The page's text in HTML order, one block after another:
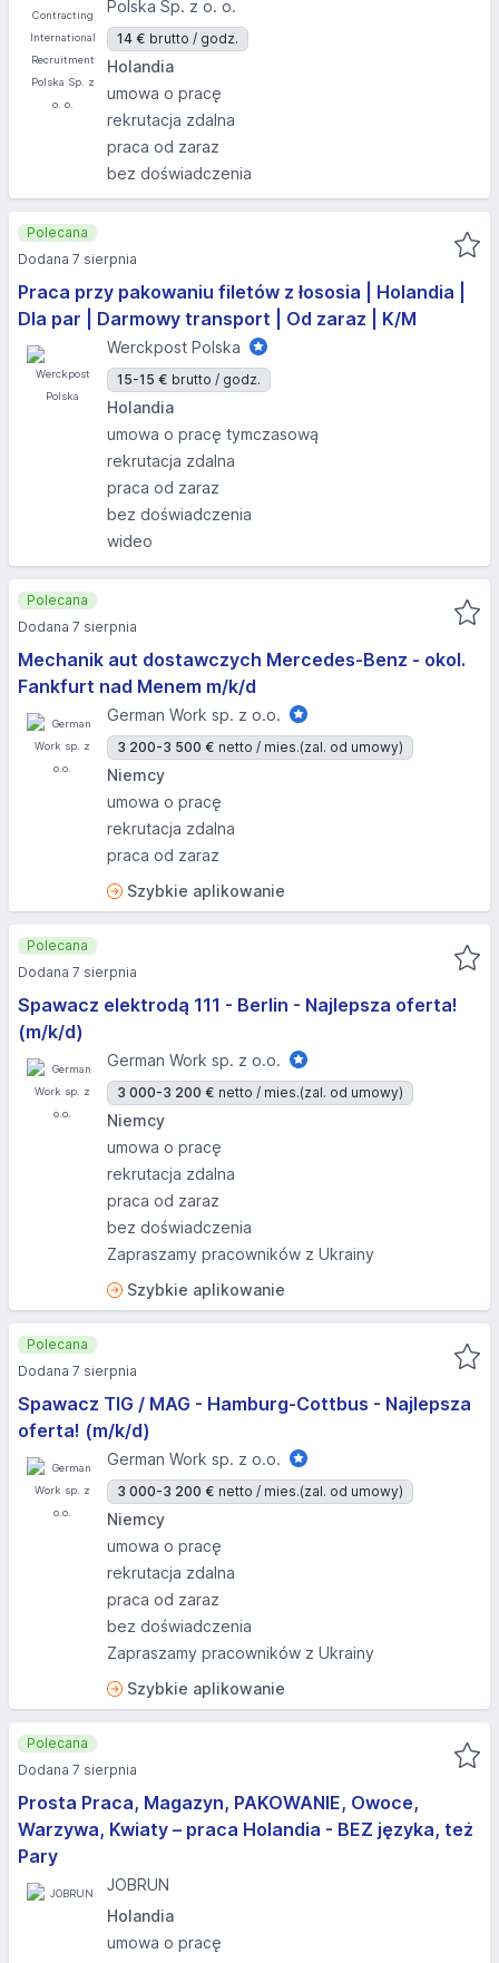
Polska Sp. z o. o.
14 € brutto / godz.
Holandia
umowa o pracę
rekrutacja zdalna
praca od zaraz
bez doświadczenia
Praca przy pakowaniu filetów z łososia | Holandia |
Dla par | Darmowy transport | Od zaraz | K/M
Werckpost Polska
15-15 € brutto / godz.
Holandia
umowa o pracę tymczasową
rekrutacja zdalna
praca od zaraz
bez doświadczenia
wideo
Polecana
Dodana 7 sierpnia
Mechanik aut dostawczych Mercedes-Benz - okol.
Fankfurt nad Menem m/k/d
German Work sp. z o.o.
3 200-3 500 € netto / mies.(zal. od umowy)
Niemcy
umowa o pracę
rekrutacja zdalna
praca od zaraz
Szybkie aplikowanie
Polecana
Dodana 7 sierpnia
Spawacz elektrodą 111 - Berlin - Najlepsza oferta!
(m/k/d)
German Work sp. z o.o.
3 000-3 200 € netto / mies.(zal. od umowy)
Niemcy
umowa o pracę
rekrutacja zdalna
praca od zaraz
bez doświadczenia
Zapraszamy pracowników z Ukrainy
Szybkie aplikowanie
Polecana
Dodana 7 sierpnia
Spawacz TIG / MAG - Hamburg-Cottbus - Najlepsza
oferta! (m/k/d)
German Work sp. z o.o.
3 000-3 200 € netto / mies.(zal. od umowy)
Niemcy
umowa o pracę
rekrutacja zdalna
praca od zaraz
bez doświadczenia
Zapraszamy pracowników z Ukrainy
Szybkie aplikowanie
Polecana
Dodana 7 sierpnia
Prosta Praca, Magazyn, PAKOWANIE, Owoce,
Warzywa, Kwiaty – praca Holandia - BEZ języka, też
Pary
JOBRUN
Holandia
umowa o pracę
Polecana
Dodana 7 sierpnia